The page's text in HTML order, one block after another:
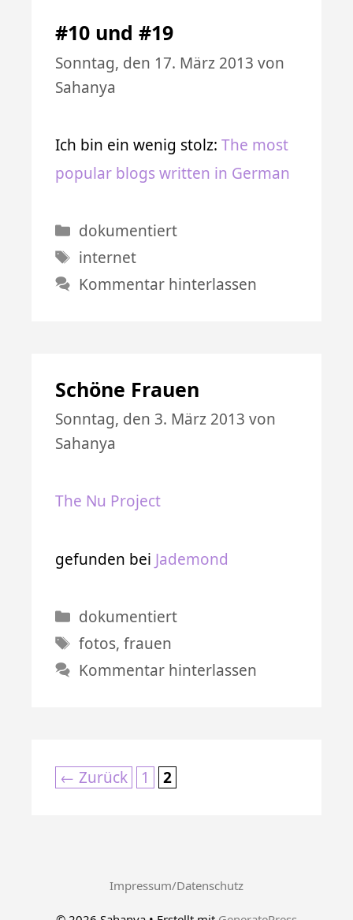
#10 und #19
Sonntag, den 17. März 2013 von
Sahanya
Ich bin ein wenig stolz: The most
popular blogs written in German
Kategorien
dokumentiert
Schlagwörter
internet
Kommentar hinterlassen
Schöne Frauen
Sonntag, den 3. März 2013 von
Sahanya
The Nu Project
gefunden bei Jademond
Kategorien
dokumentiert
Schlagwörter
fotos,frauen
Kommentar hinterlassen
← Zurück Seite
1 Seite
2
Impressum/Datenschutz